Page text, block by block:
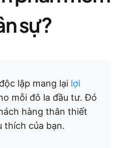
sự?
lập mang lại lợi
mỗi đô la đầu tư. Đó
hàng thân thiết
thích của bạn.